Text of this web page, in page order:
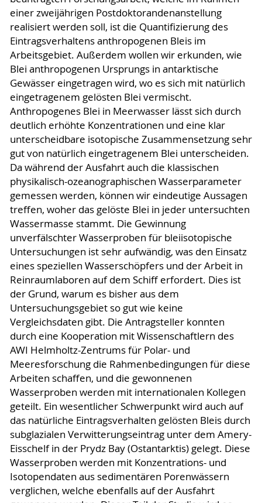
einer zweijährigen Postdoktorandenanstellung
realisiert werden soll, ist die Quantifizierung des
Eintragsverhaltens anthropogenen Bleis im
Arbeitsgebiet. Außerdem wollen wir erkunden, wie
Blei anthropogenen Ursprungs in antarktische
Gewässer eingetragen wird, wo es sich mit natürlich
eingetragenem gelösten Blei vermischt.
Anthropogenes Blei in Meerwasser lässt sich durch
deutlich erhöhte Konzentrationen und eine klar
unterscheidbare isotopische Zusammensetzung sehr
gut von natürlich eingetragenem Blei unterscheiden.
Da während der Ausfahrt auch die klassischen
physikalisch-ozeanographischen Wasserparameter
gemessen werden, können wir eindeutige Aussagen
treffen, woher das gelöste Blei in jeder untersuchten
Wassermasse stammt. Die Gewinnung
unverfälschter Wasserproben für bleiisotopische
Untersuchungen ist sehr aufwändig, was den Einsatz
eines speziellen Wasserschöpfers und der Arbeit in
Reinraumlaboren auf dem Schiff erfordert. Dies ist
der Grund, warum es bisher aus dem
Untersuchungsgebiet so gut wie keine
Vergleichsdaten gibt. Die Antragsteller konnten
durch eine Kooperation mit Wissenschaftlern des
AWI Helmholtz-Zentrums für Polar- und
Meeresforschung die Rahmenbedingungen für diese
Arbeiten schaffen, und die gewonnenen
Wasserproben werden mit internationalen Kollegen
geteilt. Ein wesentlicher Schwerpunkt wird auch auf
das natürliche Eintragsverhalten gelösten Bleis durch
subglazialen Verwitterungseintrag unter dem Amery-
Eisschelf in der Prydz Bay (Ostantarktis) gelegt. Diese
Wasserproben werden mit Konzentrations- und
Isotopendaten aus sedimentären Porenwässern
verglichen, welche ebenfalls auf der Ausfahrt